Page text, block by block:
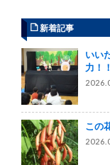
新着記事
いい
力！！
この